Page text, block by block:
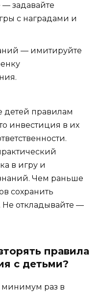
задавайте
с наградами и
— имитируйте
детей правилам
инвестиция в их
в игру и
Чем раньше
сохранить
Не откладывайте —
правила
с детьми?
минимум раз в